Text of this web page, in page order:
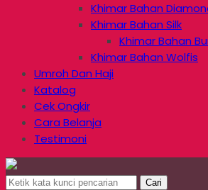
Khimar Bahan
Khimar Bahan Silk
Khimar Bahan
Khimar Bahan Wolfis
Umroh Dan Haji
Katalog
Cek Ongkir
Cara Belanja
Testimoni
Cari